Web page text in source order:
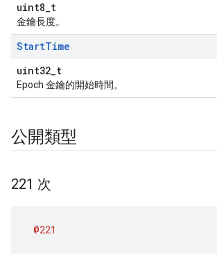
uint8_t
金鑰長度。
StartTime
uint32_t
Epoch 金鑰的開始時間。
公開類型
221 次
@221